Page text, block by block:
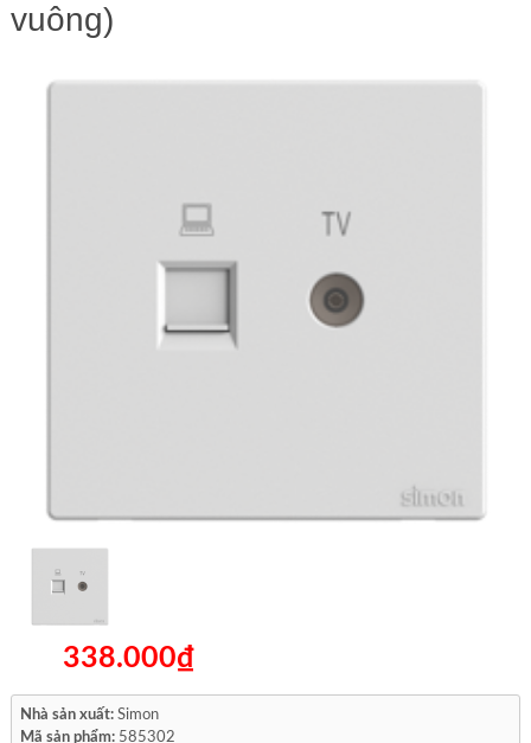
vuông)
338.000₫
Nhà sản xuất: Simon
Mã sản phẩm: 585302